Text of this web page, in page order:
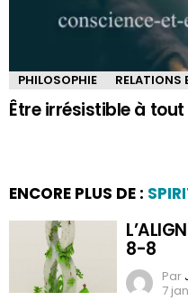
PHILOSOPHIE RELATIONS
Être irrésistible à
ENCORE PLUS DE :
8-8
Par
7